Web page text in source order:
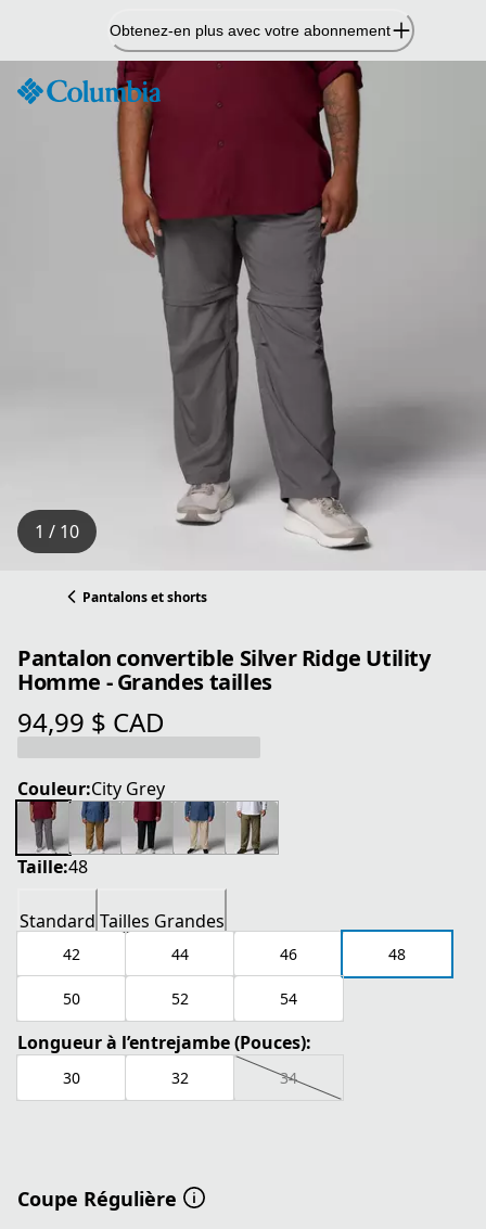
contenu
Obtenez-en plus avec votre abonnement
1 / 10
Pantalons et shorts
Pantalon convertible Silver Ridge Utility
Homme - Grandes tailles
94,99 $ CAD
prix actuel 94,99 $ CAD
Couleur:City Grey
Taille:48
Standard Tailles Grandes
42 44 46 48
50 52 54
Longueur à l’entrejambe (Pouces):
30 32 34
Coupe Régulière